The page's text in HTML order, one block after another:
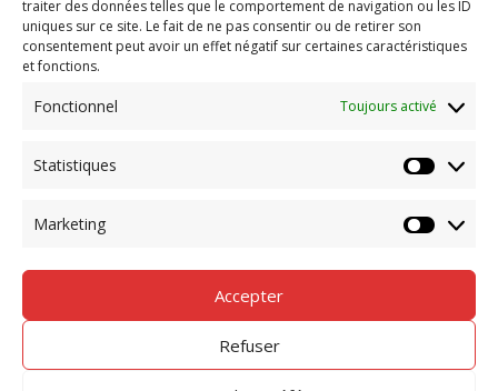
traiter des données telles que le comportement de navigation ou les ID
uniques sur ce site. Le fait de ne pas consentir ou de retirer son
consentement peut avoir un effet négatif sur certaines caractéristiques
et fonctions.
Fonctionnel Toujours activé
Statistiques
Marketing
Accepter
Refuser
Nous contacter par mail